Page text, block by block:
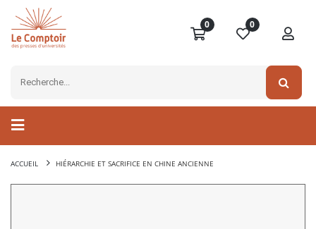
0 0
ACCUEIL HIÉRARCHIE ET SACRIFICE EN CHINE ANCIENNE